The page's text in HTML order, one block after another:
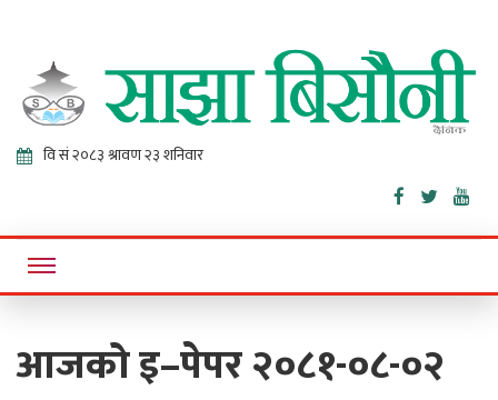
Sajha
Bisaunee
Online News Portal
आजको इ–पेपर २०८१-०८-०२